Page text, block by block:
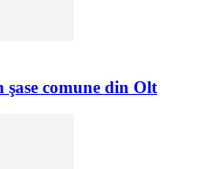
şase comune din Olt